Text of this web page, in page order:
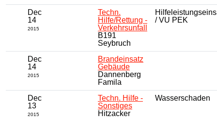
Dec
14
2015
Techn.
Hilfe/Rettung -
Verkehrsunfall
B191
Seybruch
/ VU PEK
Dec
14
2015
Brandeinsatz
Gebäude
Dannenberg
Famila
Dec
13
2015
Techn. Hilfe -
Sonstiges
Hitzacker
Wasserschaden